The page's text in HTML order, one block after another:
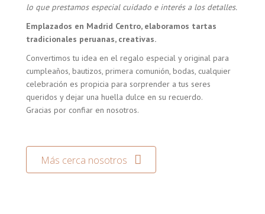
lo que prestamos especial cuidado e interés a los detalles.
Emplazados en Madrid Centro, elaboramos tartas
tradicionales peruanas, creativas.
Convertimos tu idea en el regalo especial y original para
cumpleaños, bautizos, primera comunión, bodas, cualquier
celebración es propicia para sorprender a tus seres
queridos y dejar una huella dulce en su recuerdo.
Gracias por confiar en nosotros.
Más cerca nosotros